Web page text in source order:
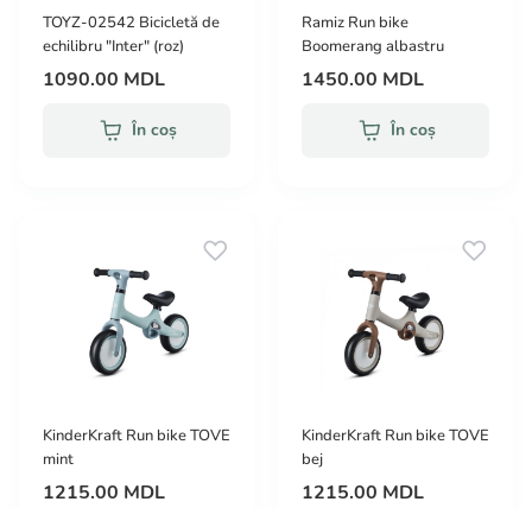
TOYZ-02542 Bicicletă de
echilibru "Inter" (roz)
1090.00 MDL
În coș
Ramiz Run bike
Boomerang albastru
1450.00 MDL
În coș
KinderKraft Run bike TOVE
mint
1215.00 MDL
KinderKraft Run bike TOVE
bej
1215.00 MDL